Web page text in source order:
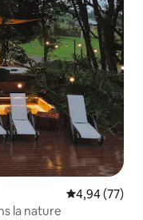
Évaluation
4,94 (77)
la nature